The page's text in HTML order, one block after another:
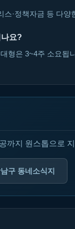
스·정책자금 등 다
요?
형은 3~4주 소요됩
까지 원스톱으로
구 동네소식지